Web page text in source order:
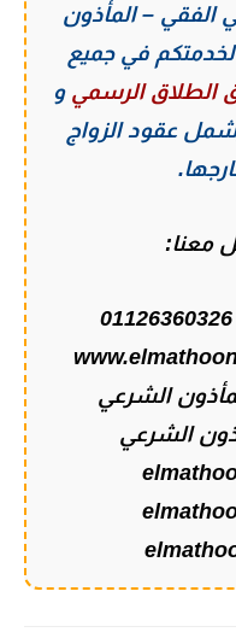
الفقي – المأذون
في جميع
الطلاق الرسمي و
عقود الزواج
معنا:
01126360326
الشرعي
الشرعي